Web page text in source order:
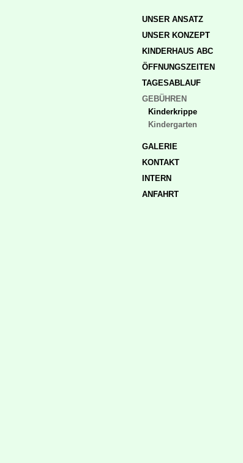
UNSER ANSATZ
UNSER KONZEPT
KINDERHAUS ABC
ÖFFNUNGSZEITEN
TAGESABLAUF
GEBÜHREN
Kinderkrippe
Kindergarten
GALERIE
KONTAKT
INTERN
ANFAHRT